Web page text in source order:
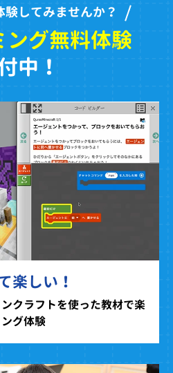
験してみませんか？
ング無料体験
中！
楽しい！
クラフトを使った教材で楽
グ体験